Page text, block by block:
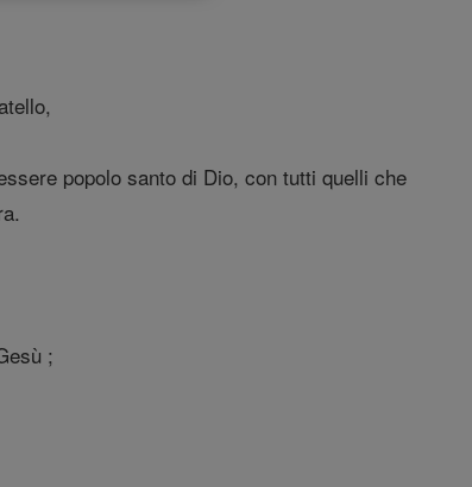
popolo santo di Dio, con tutti quelli che
;